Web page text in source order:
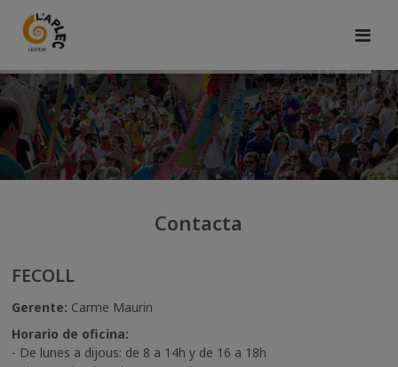
Contacta
FECOLL
Gerente: Carme Maurin
Horario de oficina:
- De lunes a dijous: de 8 a 14h y de 16 a 18h